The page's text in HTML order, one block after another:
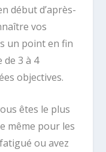
début d’après-
vos
un point en fin
de 3 à 4
objectives.
êtes le plus
même pour les
ou avez